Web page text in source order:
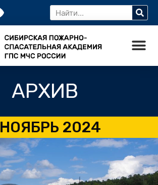
АРХИВ
НОЯБРЬ 2024